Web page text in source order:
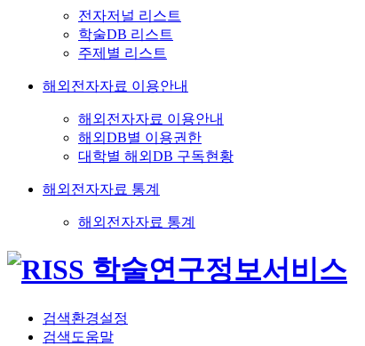
전자저널 리스트
학술DB 리스트
주제별 리스트
해외전자자료 이용안내
해외전자자료 이용안내
해외DB별 이용권한
대학별 해외DB 구독현황
해외전자자료 통계
해외전자자료 통계
검색환경설정
검색도움말